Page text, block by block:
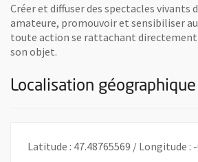
Créer et diffuser des spectacles vivants
amateure, promouvoir et sensibiliser
toute action se rattachant
son objet.
Localisation géographique
Latitude : 47.48765569 / Longitude :